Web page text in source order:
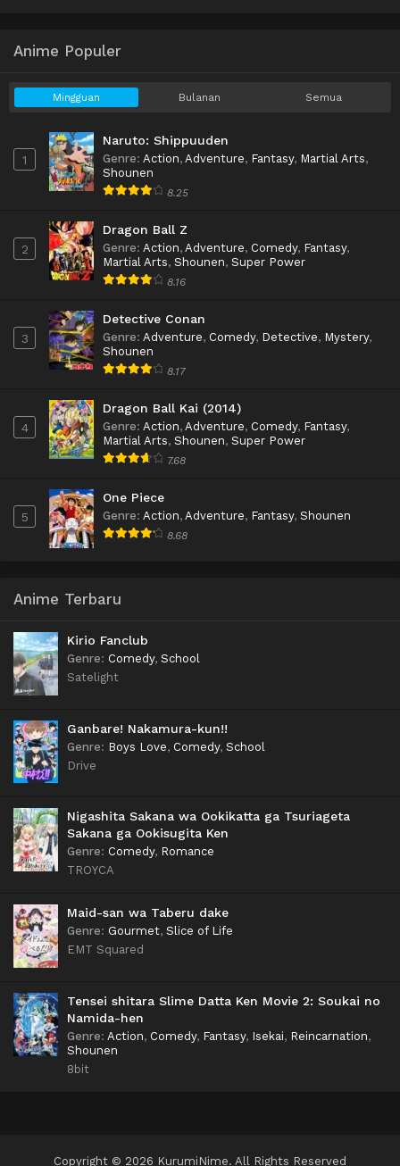
Anime Populer
Mingguan Bulanan Semua
1
Naruto: Shippuuden
Genre: Action, Adventure, Fantasy, Martial Arts,
Shounen
8.25
2
Dragon Ball Z
Genre: Action, Adventure, Comedy, Fantasy,
Martial Arts, Shounen, Super Power
8.16
3
Detective Conan
Genre: Adventure, Comedy, Detective, Mystery,
Shounen
8.17
4
Dragon Ball Kai (2014)
Genre: Action, Adventure, Comedy, Fantasy,
Martial Arts, Shounen, Super Power
7.68
5
One Piece
Genre: Action, Adventure, Fantasy, Shounen
8.68
Anime Terbaru
Kirio Fanclub
Genre: Comedy, School
Satelight
Ganbare! Nakamura-kun!!
Genre: Boys Love, Comedy, School
Drive
Nigashita Sakana wa Ookikatta ga Tsuriageta
Sakana ga Ookisugita Ken
Genre: Comedy, Romance
TROYCA
Maid-san wa Taberu dake
Genre: Gourmet, Slice of Life
EMT Squared
Tensei shitara Slime Datta Ken Movie 2: Soukai no
Namida-hen
Genre: Action, Comedy, Fantasy, Isekai, Reincarnation,
Shounen
8bit
Copyright © 2026 KurumiNime. All Rights Reserved